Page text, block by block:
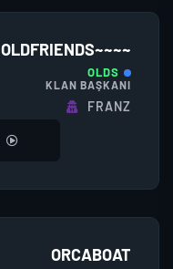
OLDFRIENDS~~~~
OLDS
KLAN BAŞKANI
FRANZ
ORCABOAT